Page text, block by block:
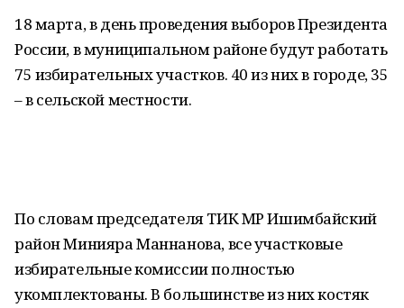
18 марта, в день проведения выборов Президента
России, в муниципальном районе будут работать
75 избирательных участков. 40 из них в городе, 35
– в сельской местности.
По словам председателя ТИК МР Ишимбайский
район Минияра Маннанова, все участковые
избирательные комиссии полностью
укомплектованы. В большинстве из них костяк